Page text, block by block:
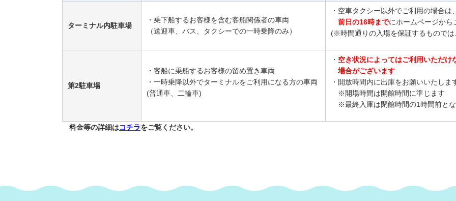
ターミナル内駐車場
・ 乗下船するお客様を含む客船関係者の車両
（送迎車、バス、タクシーでの一時乗降のみ）
・空車タクシー以外でご利用の場合は
前日の16時までにホームページから
(※時間通りの入場を保証するもので
第2駐車場
・客船に乗船するお客様の留め置き車両
・一時乗降以外でターミナルをご利用になる方の車両
(普通車、二輪車)
・ 空き状況によってはご利用いただけ
場合がございます
・開放時間内に出庫をお願いいたしま
※開場時間は開館時間に準じます
※最終入庫は閉館時間の1時間前と
料金等の詳細はコチラをご覧ください。